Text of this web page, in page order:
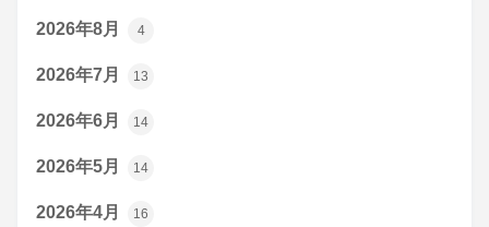
2026年8月 4
2026年7月 13
2026年6月 14
2026年5月 14
2026年4月 16